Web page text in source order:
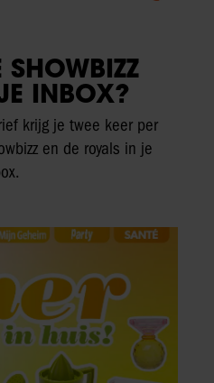
SHOWBIZZ
INBOX?
krijg je twee keer per
en de royals in je